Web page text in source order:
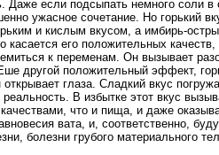
Даже если подсыпать немного соли
ужасное сочетание. Но горький
и кислым вкусом, а имбирь-
касается его положительных
к переменам. Он вызывает
другой положительный эффект,
глаза. Сладкий вкус
реальность. В избытке этот вкус
что и пища, и даже
вата, и, соответственно,
болезни грубого материального